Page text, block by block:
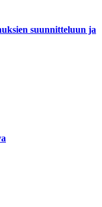
suunnitteluun ja